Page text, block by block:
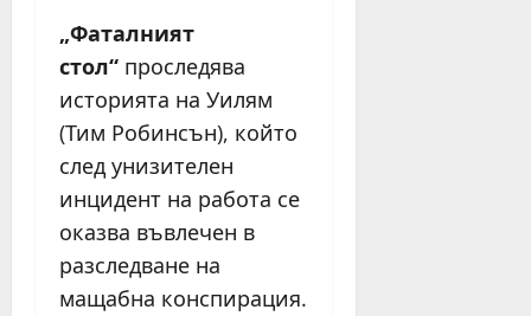
„Фаталният
стол“ проследява
историята на Уилям
(Тим Робинсън), който
след унизителен
инцидент на работа се
оказва въвлечен в
разследване на
мащабна конспирация.